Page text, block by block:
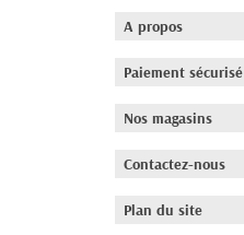
A propos
Paiement sécurisé
Nos magasins
Contactez-nous
Plan du site